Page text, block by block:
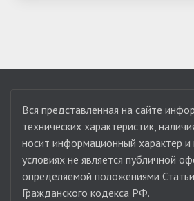
Вся представленная на сайте
технических характеристик,
носит информационный характер и
условиях не является публичной
определяемой положениями
Гражданского кодекса РФ.